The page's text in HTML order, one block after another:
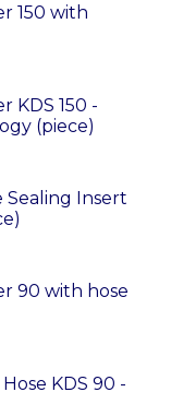
150 with
KDS 150 -
(piece)
Sealing Insert
90 with hose
KDS 90 -